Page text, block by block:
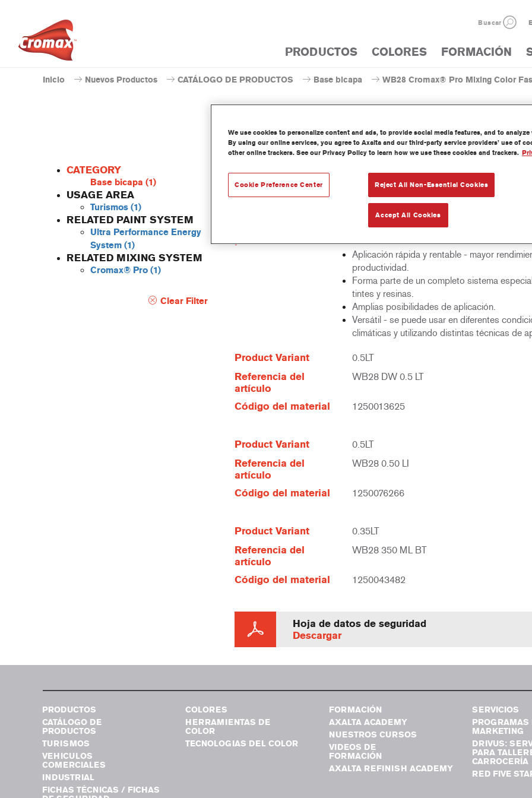
Buscar
PRODUCTOS COLORES FORMACIÓN
Inicio Nuevos Productos CATÁLOGO DE PRODUCTOS Base bicapa WB28 Cromax® Pro Mixing Color
CATEGORY
Base bicapa (1)
USAGE AREA
Turismos (1)
RELATED PAINT SYSTEM
Ultra Performance Energy
System (1)
RELATED MIXING SYSTEM
Cromax® Pro (1)
Clear Filter
WB28 Cromax® Pro
Excelente cubrición con una excepcional
color.
Aplicación rápida y rentable - mayor
productividad.
Forma parte de un completo sistema
tintes y resinas.
Amplias posibilidades de aplicación.
Versátil - se puede usar en diferentes
climáticas y utilizando distintas técnicas de
Product Variant 0.5LT
Referencia del
artículo
WB28 DW 0.5 LT
Código del material 1250013625
Product Variant 0.5LT
Referencia del
artículo
WB28 0.50 LI
Código del material 1250076266
Product Variant 0.35LT
Referencia del
artículo
WB28 350 ML BT
Código del material 1250043482
Hoja de datos de seguridad
Descargar
PRODUCTOS
CATÁLOGO DE
PRODUCTOS
TURISMOS
VEHICULOS
COMERCIALES
INDUSTRIAL
FICHAS TÉCNICAS / FICHAS
COLORES
HERRAMIENTAS DE
COLOR
TECNOLOGIAS DEL COLOR
FORMACIÓN
AXALTA ACADEMY
NUESTROS CURSOS
VIDEOS DE
FORMACIÓN
AXALTA REFINISH ACADEMY
SERVICIOS
PROGRAMAS
MARKETING
DRIVUS:
PARA
CARROCERÍA
RED FIVE
We use cookies to personalize content and ads, to provide social media features, and to
By using our online services, you agree to Axalta and our third-party service providers’ use of
other online trackers. See our Privacy Policy to learn how we use these cookies and trackers.
Reject All Non-Essential Cookies
Accept All Cookies
Cookie Preference Center